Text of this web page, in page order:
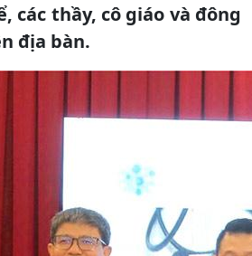
các thầy, cô giáo và đông
địa bàn.